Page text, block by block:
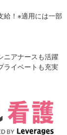
給！※適用には一部
ニアナースも活躍
ライベートも充実